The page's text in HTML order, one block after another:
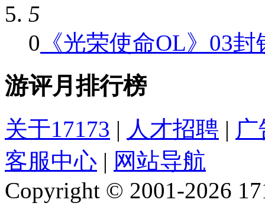
5
0 《光荣使命OL》03
游评月排行榜
关于17173 | 人才招聘 |
客服中心 | 网站导航
Copyright © 2001-2026